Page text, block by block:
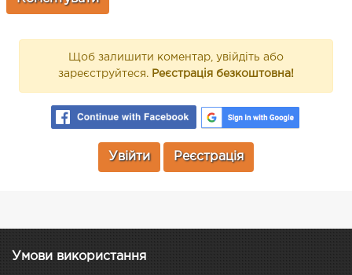
Щоб залишити коментар, увійдіть або
зареєструйтеся. Реєстрація безкоштовна!
Увійти Реєстрація
Умови використання